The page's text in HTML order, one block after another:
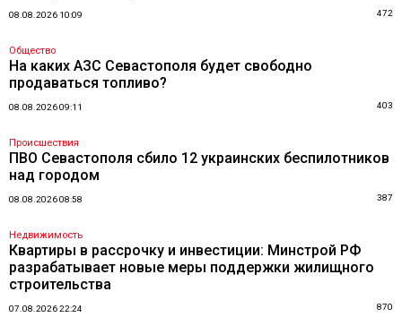
08.08.2026 10:09 472
Общество
На каких АЗС Севастополя будет свободно
продаваться топливо?
08.08.2026 09:11 403
Происшествия
ПВО Севастополя сбило 12 украинских беспилотников
над городом
08.08.2026 08:58 387
Недвижимость
Квартиры в рассрочку и инвестиции: Минстрой РФ
разрабатывает новые меры поддержки жилищного
строительства
07.08.2026 22:24 870